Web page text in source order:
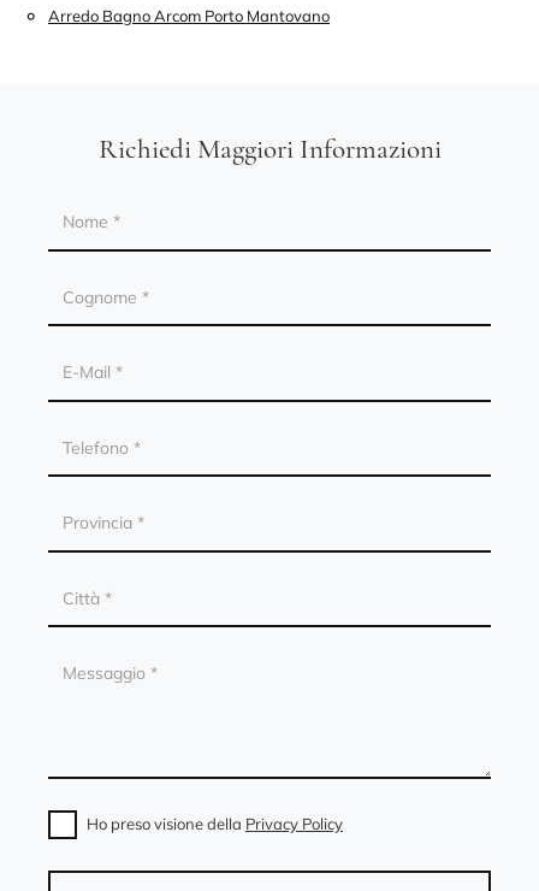
Arredo Bagno Arcom Porto Mantovano
Richiedi Maggiori Informazioni
Ho preso visione della Privacy Policy